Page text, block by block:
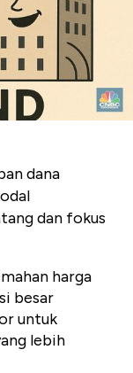
dana
dan fokus
harga
besar
untuk
lebih